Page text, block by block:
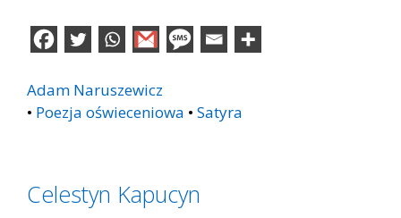
Adam Naruszewicz
• Poezja oświeceniowa • Satyra
Celestyn Kapucyn